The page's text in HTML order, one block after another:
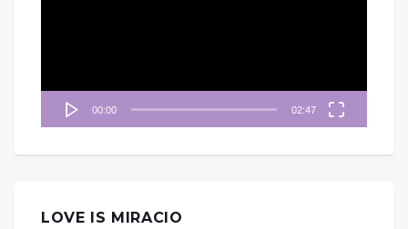
00:00 02:47
LOVE IS MIRACIO